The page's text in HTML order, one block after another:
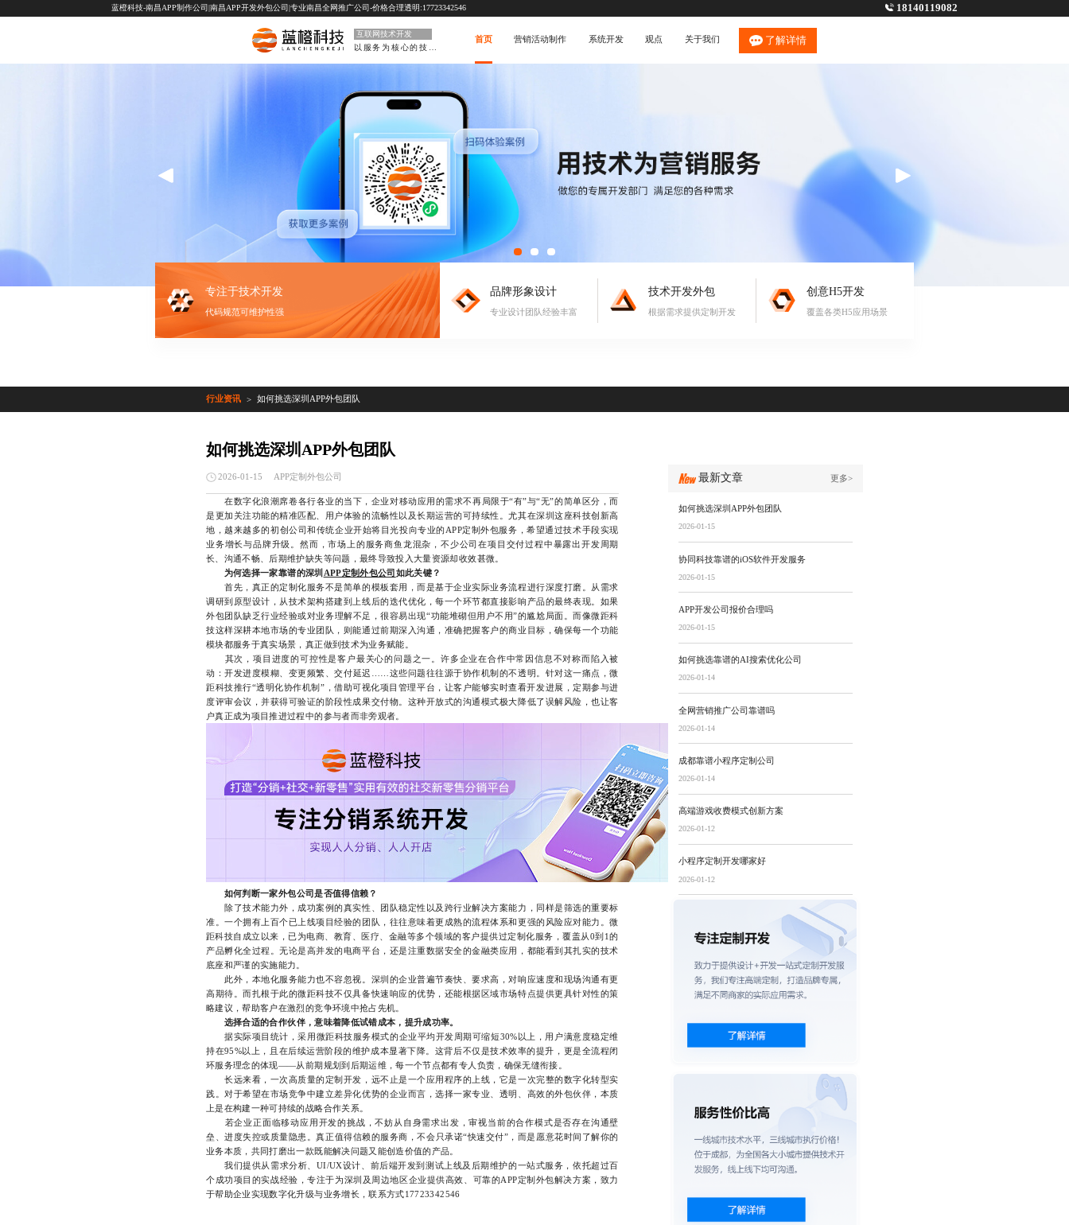
蓝橙科技-南昌APP制作公司|南昌APP开发外包公司|专业南昌全网推广公司-价格合理透明:17723342546 18140119082
互联网技术开发
首页 营销活动制作 系统开发 观点 关于我们 了解详情
专注于技术开发
代码规范可维护性强
品牌形象设计
专业设计团队经验丰富
技术开发外包
根据需求提供定制开发
创意H5开发
覆盖各类H5应用场景
行业资讯 > 如何挑选深圳APP外包团队
如何挑选深圳APP外包团队
2026-01-15 APP定制外包公司
在数字化浪潮席卷各行各业的当下，企业对移动应用的需求不再局限于“有”与“无”的简单区分，而
是更加关注功能的精准匹配、用户体验的流畅性以及长期运营的可持续性。尤其在深圳这座科技创新高
地，越来越多的初创公司和传统企业开始将目光投向专业的APP定制外包服务，希望通过技术手段实现
业务增长与品牌升级。然而，市场上的服务商鱼龙混杂，不少公司在项目交付过程中暴露出开发周期
长、沟通不畅、后期维护缺失等问题，最终导致投入大量资源却收效甚微。
为何选择一家靠谱的深圳 APP定制外包公司 如此关键？
首先，真正的定制化服务不是简单的模板套用，而是基于企业实际业务流程进行深度打磨。从需求
调研到原型设计，从技术架构搭建到上线后的迭代优化，每一个环节都直接影响产品的最终表现。如果
外包团队缺乏行业经验或对业务理解不足，很容易出现“功能堆砌但用户不用”的尴尬局面。而像微距科
技这样深耕本地市场的专业团队，则能通过前期深入沟通，准确把握客户的商业目标，确保每一个功能
模块都服务于真实场景，真正做到技术为业务赋能。
其次，项目进度的可控性是客户最关心的问题之一。许多企业在合作中常因信息不对称而陷入被
动：开发进度模糊、变更频繁、交付延迟……这些问题往往源于协作机制的不透明。针对这一痛点，微
距科技推行“透明化协作机制”，借助可视化项目管理平台，让客户能够实时查看开发进展，定期参与进
度评审会议，并获得可验证的阶段性成果交付物。这种开放式的沟通模式极大降低了误解风险，也让客
户真正成为项目推进过程中的参与者而非旁观者。
如何判断一家外包公司是否值得信赖？
除了技术能力外，成功案例的真实性、团队稳定性以及跨行业解决方案能力，同样是筛选的重要标
准。一个拥有上百个已上线项目经验的团队，往往意味着更成熟的流程体系和更强的风险应对能力。微
距科技自成立以来，已为电商、教育、医疗、金融等多个领域的客户提供过定制化服务，覆盖从0到1的
产品孵化全过程。无论是高并发的电商平台，还是注重数据安全的金融类应用，都能看到其扎实的技术
底座和严谨的实施能力。
此外，本地化服务能力也不容忽视。深圳的企业普遍节奏快、要求高，对响应速度和现场沟通有更
高期待。而扎根于此的微距科技不仅具备快速响应的优势，还能根据区域市场特点提供更具针对性的策
略建议，帮助客户在激烈的竞争环境中抢占先机。
选择合适的合作伙伴，意味着降低试错成本，提升成功率。
据实际项目统计，采用微距科技服务模式的企业平均开发周期可缩短30%以上，用户满意度稳定维
持在95%以上，且在后续运营阶段的维护成本显著下降。这背后不仅是技术效率的提升，更是全流程闭
环服务理念的体现——从前期规划到后期运维，每一个节点都有专人负责，确保无缝衔接。
长远来看，一次高质量的定制开发，远不止是一个应用程序的上线，它是一次完整的数字化转型实
践。对于希望在市场竞争中建立差异化优势的企业而言，选择一家专业、透明、高效的外包伙伴，本质
上是在构建一种可持续的战略合作关系。
若企业正面临移动应用开发的挑战，不妨从自身需求出发，审视当前的合作模式是否存在沟通壁
垒、进度失控或质量隐患。真正值得信赖的服务商，不会只承诺“快速交付”，而是愿意花时间了解你的
业务本质，共同打磨出一款既能解决问题又能创造价值的产品。
我们提供从需求分析、UI/UX设计、前后端开发到测试上线及后期维护的一站式服务，依托超过百
个成功项目的实战经验，专注于为深圳及周边地区企业提供高效、可靠的APP定制外包解决方案，致力
于帮助企业实现数字化升级与业务增长，联系方式17723342546
最新文章 更多>
如何挑选深圳APP外包团队
2026-01-15
协同科技靠谱的iOS软件开发服务
2026-01-15
APP开发公司报价合理吗
2026-01-15
如何挑选靠谱的AI搜索优化公司
2026-01-14
全网营销推广公司靠谱吗
2026-01-14
成都靠谱小程序定制公司
2026-01-14
高端游戏收费模式创新方案
2026-01-12
小程序定制开发哪家好
2026-01-12